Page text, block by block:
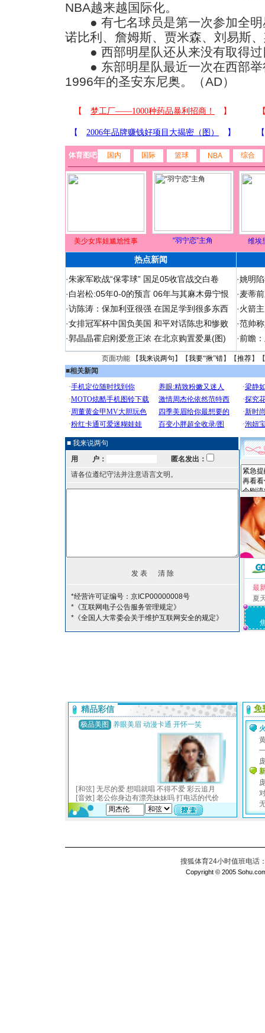
NBA越来越国际化。
● 有七名球员是第一次参加全明
诺比利、詹姆斯、贾米森、刘易斯
● 西部明星队还从来没有取得过
● 东部明星队最近一次在西部举
1996年的圣安东尼奥。（AD）
体育图吧 国内 国际 篮球 NBA 综合
美少女库娃尴尬性事 “羽宁恋”主角 维埃
热点新闻
·朱家军欧战“保零球” 国足05收官战交白卷
·白岩松:05年0-0的预言 06年与其麻木毋宁恨
·访陈涛：保加利亚很强 在国足学到很多东西
·女排冠军杯中国负美国 和平对话陈忠和惨败
·郭晶晶霍启刚爱意正浓 在北京购置爱巢(图)
·姚明
·麦蒂
·火箭
·范帅
·前瞻
页面功能 【我来说两句 】【我要“揪”错】【推荐】
■相关新闻
■ 我来说两句
用 户：
匿名发出：
请各位遵纪守法并注意语言文明。
*经营许可证编号：京ICP00000008号
*《互联网电子公告服务管理规定》
*《全国人大常委会关于维护互联网安全的规定》
最
夏
搜狐体育24小时值班电话
Copyright © 2005